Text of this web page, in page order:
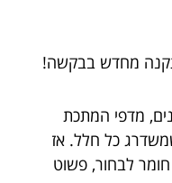
מחדש בבקשה!
מדפי המתכת
שמשדרג כל חלל. אז
לבחור, פשוט